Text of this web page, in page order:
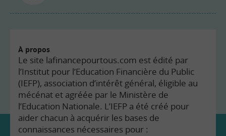
À propos
Le site lafinancepourtous.com est édité par
l’Institut pour l’Education Financière du Public
(IEFP), association d’intérêt général, éligible au
mécénat et agréée par le Ministère de
l’Education Nationale. L’IEFP a été créé pour
aider chacun à acquérir les bases de
connaissances nécessaires pour :